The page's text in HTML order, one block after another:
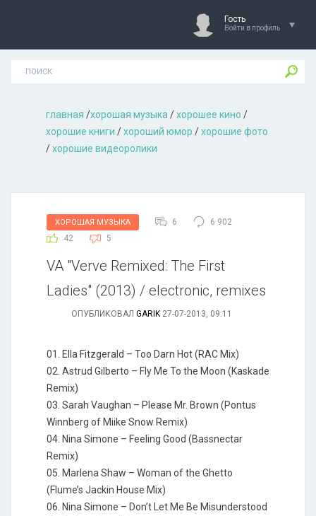
Гость
Войти в профиль
главная /хорошая музыкa /хорошее кино /
хорошие книги /хороший юмор /хорошие фото
/хорошие видеоролики
ХОРОШАЯ МУЗЫКА 6
6 902
42
5
VA "Verve Remixed: The First
Ladies" (2013) / electronic, remixes
ОПУБЛИКОВАЛ GARIK 27-07-2013, 09:11
01. Ella Fitzgerald – Too Darn Hot (RAC Mix)
02. Astrud Gilberto – Fly Me To the Moon (Kaskade
Remix)
03. Sarah Vaughan – Please Mr. Brown (Pontus
Winnberg of Miike Snow Remix)
04. Nina Simone – Feeling Good (Bassnectar
Remix)
05. Marlena Shaw – Woman of the Ghetto
(Flume’s Jackin House Mix)
06. Nina Simone – Don’t Let Me Be Misunderstood